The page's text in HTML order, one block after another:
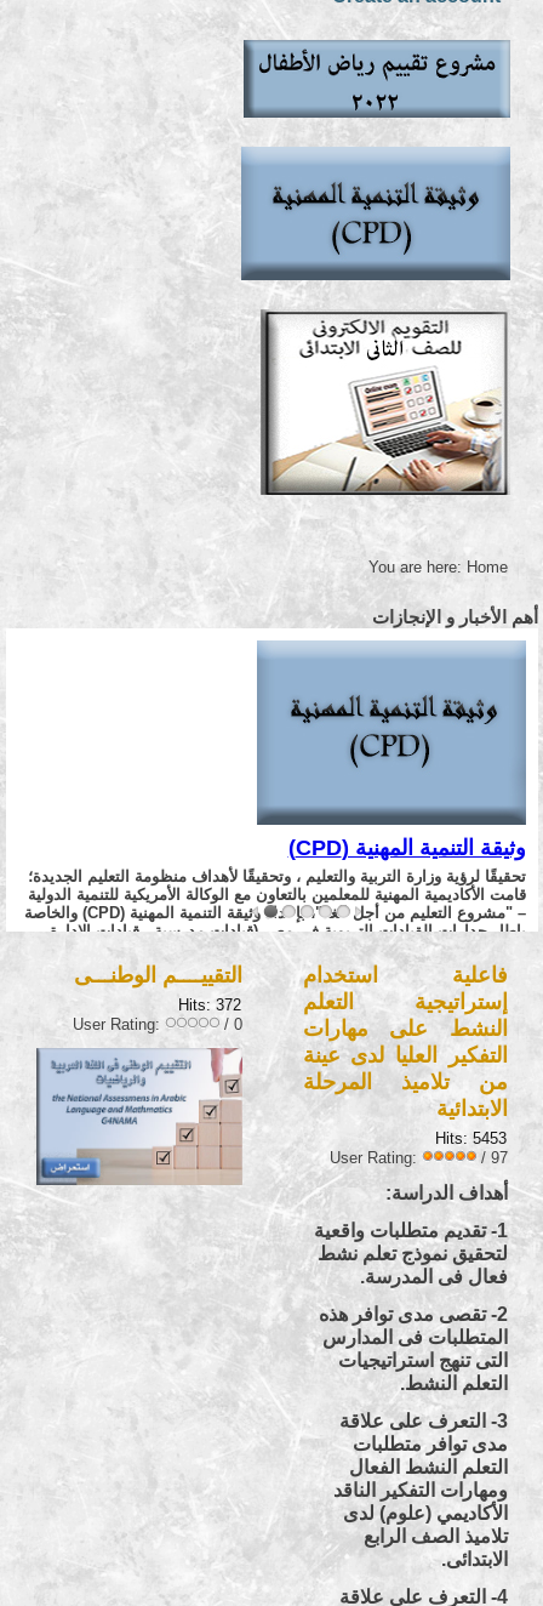
You are here: Home
أهم الأخبار و الإنجازات
وثيقة التنمية المهنية (CPD)
تحقيقًا لرؤية وزارة التربية والتعليم ، وتحقيقًا لأهداف منظومة التعليم الجديدة؛
قامت الأكاديمية المهنية للمعلمين بالتعاون مع الوكالة الأمريكية للتنمية الدولية
– "مشروع التعليم من أجل الغد"، بإعداد وثيقة التنمية المهنية (CPD) والخاصة
بإطار جدارات القيادات التربوية في مصر (قيادات مدرسية - قيادات الإدارة
التعليمية) - وإطار جدارات (المعلم/ الموجه)، وفي هذا الإطار نأمل منكم إبداء
الرأي حول مدى وضوح العبارات لسيادتكم، شاكرين لكم حسن تعاونكم
توجيه عناية سيادتكم بأن ظهور قوائم المعايير وفقاً لاختيارك
الوظيفة الحاليه ، لذا نرجو تحرى الدقه في الخيارات
https://forms.gle/8Sy4eZzhtu4gzzei9
أقرأ المزيد ....
فاعلية استخدام
إستراتيجية التعلم
النشط على مهارات
التفكير العليا لدى عينة
من تلاميذ المرحلة
الابتدائية
Hits: 5453
User Rating:
/ 97
أهداف الدراسة:
1- تقديم متطلبات واقعية
لتحقيق نموذج تعلم نشط
فعال فى المدرسة.
2- تقصى مدى توافر هذه
المتطلبات فى المدارس
التى تنهج استراتيجيات
التعلم النشط.
3- التعرف على علاقة
مدى توافر متطلبات
التعلم النشط الفعال
ومهارات التفكير الناقد
الأكاديمي (علوم) لدى
تلاميذ الصف الرابع
الابتدائى.
4- التعرف على علاقة
التقييــــم الوطنـــى
Hits: 372
User Rating:
/ 0